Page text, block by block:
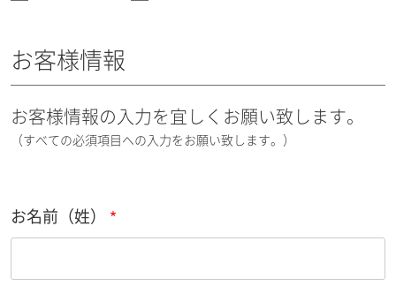
お客様情報
お客様情報の入力を宜しくお願い致します。
（すべての必須項目への入力をお願い致します。）
お名前（姓）